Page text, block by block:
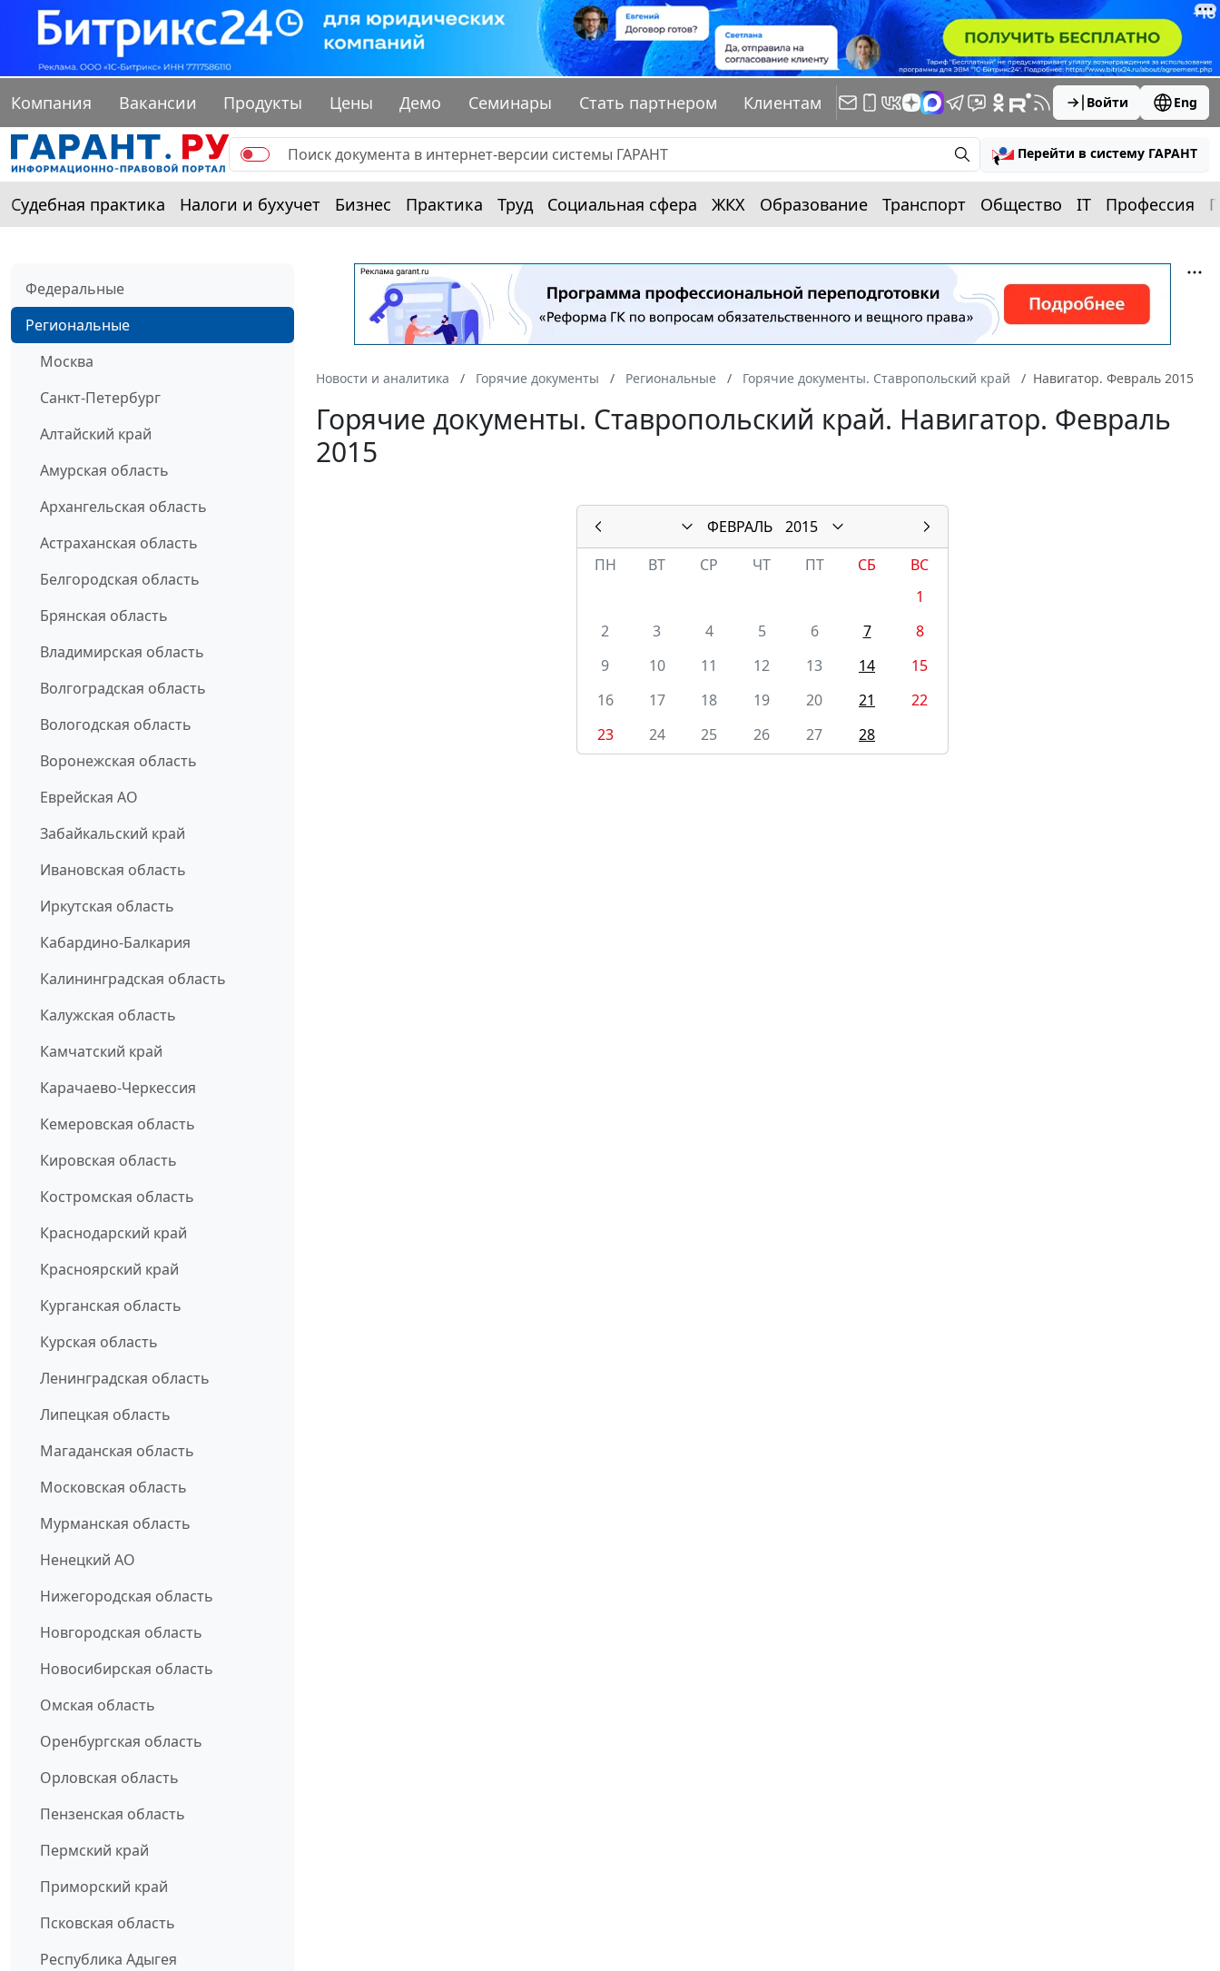
Компания Вакансии Продукты Цены Демо Семинары Стать партнером Клиентам Войти Eng
Перейти в систему ГАРАНТ
Судебная практика Налоги и бухучет Бизнес Практика Труд Социальная сфера ЖКХ Образование Транспорт Общество IT Профессия
Федеральные
Региональные
Москва
Санкт-Петербург
Алтайский край
Амурская область
Архангельская область
Астраханская область
Белгородская область
Брянская область
Владимирская область
Волгоградская область
Вологодская область
Воронежская область
Еврейская АО
Забайкальский край
Ивановская область
Иркутская область
Кабардино-Балкария
Калининградская область
Калужская область
Камчатский край
Карачаево-Черкессия
Кемеровская область
Кировская область
Костромская область
Краснодарский край
Красноярский край
Курганская область
Курская область
Ленинградская область
Липецкая область
Магаданская область
Московская область
Мурманская область
Ненецкий АО
Нижегородская область
Новгородская область
Новосибирская область
Омская область
Оренбургская область
Орловская область
Пензенская область
Пермский край
Приморский край
Псковская область
Республика Адыгея
Новости и аналитика Горячие документы Региональные Горячие документы. Ставропольский край Навигатор. Февраль 2015
Горячие документы. Ставропольский край. Навигатор. Февраль
2015
ФЕВРАЛЬ
2015
ПН
ВТ СР ЧТ ПТ СБ
ВС
1
2
3 4 5 6 7
8
9
10 11 12 13 14
15
16
17 18 19 20 21
22
23
24 25 26 27 28